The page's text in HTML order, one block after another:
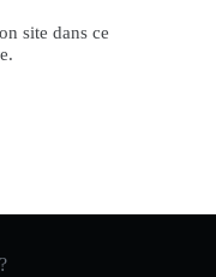
site dans ce